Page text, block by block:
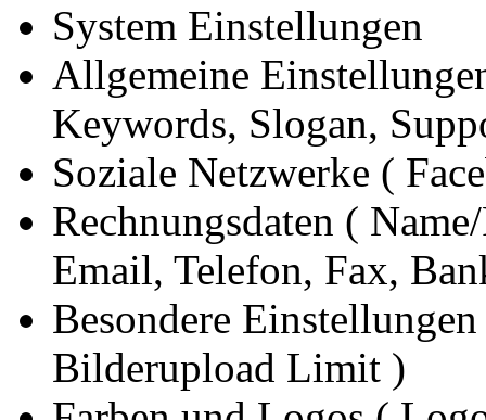
System Einstellungen
Allgemeine
Keywords, Slogan,
Soziale Netzwerke (
Rechnungsdaten (
Email, Telefon, Fax,
Besondere
Bilderupload Limit )